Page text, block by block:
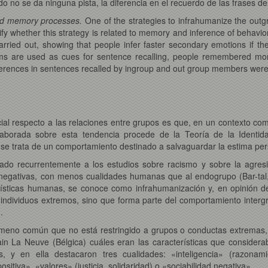
memory processes.One of the strategies to infrahumanize the
whether this strategy is related to memory and inference of
out, showing that people infer faster secondary emotions if
are used as cues for sentence recalling, people remembered
in sentences recalled by ingroup and out group members
respecto a las relaciones entre grupos es que, en un contexto
sobre esta tendencia procede de la Teoría de la
trata de un comportamiento destinado a salvaguardar la estima
recurrentemente a los estudios sobre racismo y sobre la
con menos cualidades humanas que al endogrupo (Bar-
humanas, se conoce como infrahumanización y, en opinión
extremos, sino que forma parte del comportamiento
común que no está restringido a grupos o conductas
La Neuve (Bélgica) cuáles eran las características que
y en ella destacaron tres cualidades: «inteligencia»
«valores» (justicia, solidaridad) o «sociabilidad negativa».